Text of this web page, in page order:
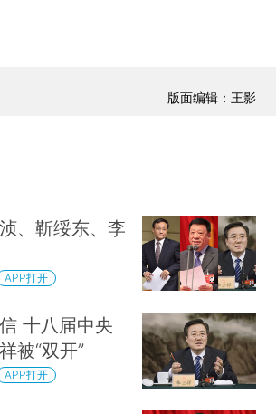
版面编辑：王影
、靳绥东、李
APP打开
十八届中央
被“双开”
APP打开